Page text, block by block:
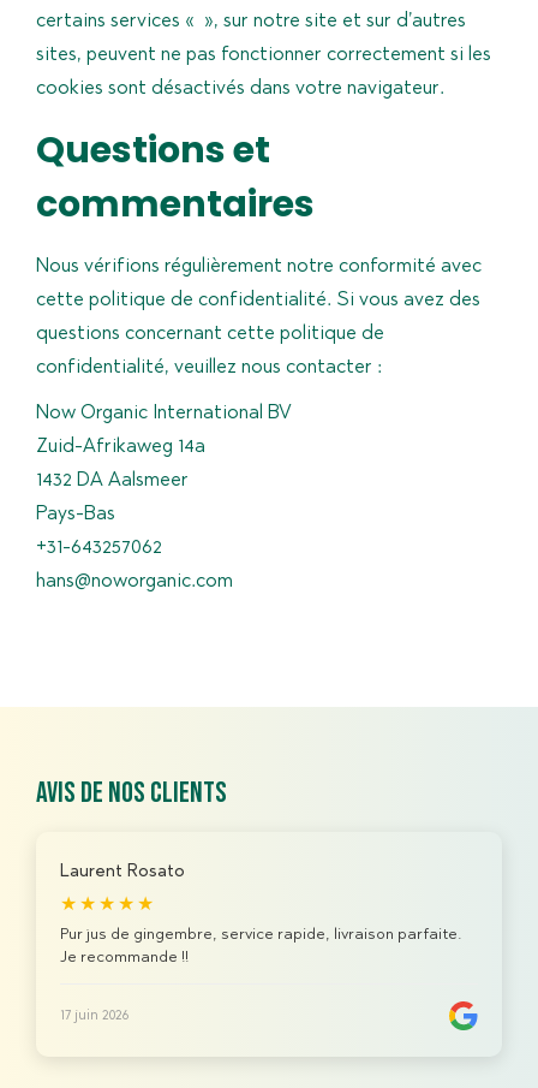
certains services « », sur notre site et sur d’autres
sites, peuvent ne pas fonctionner correctement si les
cookies sont désactivés dans votre navigateur.
Questions et
commentaires
Nous vérifions régulièrement notre conformité avec
cette politique de confidentialité. Si vous avez des
questions concernant cette politique de
confidentialité, veuillez nous contacter :
Now Organic International BV
Zuid-Afrikaweg 14a
1432 DA Aalsmeer
Pays-Bas
+31-643257062
hans@noworganic.com
Avis de nos clients
Laurent Rosato
★★★★★
Pur jus de gingembre, service rapide, livraison parfaite.
Je recommande !!
17 juin 2026